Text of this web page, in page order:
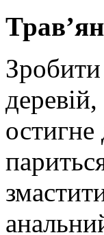
Зробити
остигне